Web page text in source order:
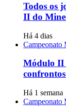
Todos os
II do
Há 4 dias
Campeonato
Módulo II
Há 1 semana
Campeonato